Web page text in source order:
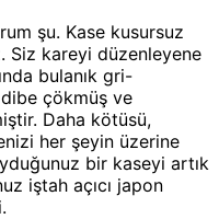
şu. Kase kusursuz
Siz kareyi düzenleyene
bulanık gri-
çökmüş ve
Daha kötüsü,
her şeyin üzerine
bir kaseyi artık
iştah açıcı japon